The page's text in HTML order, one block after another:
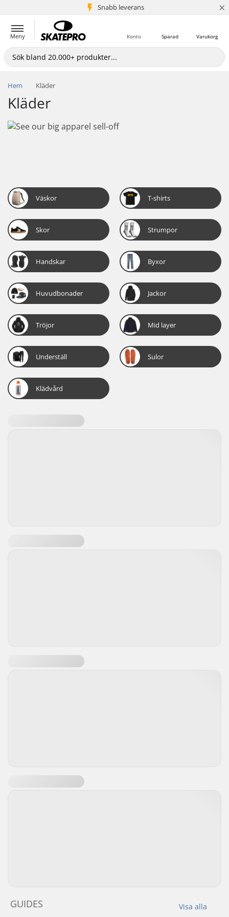
Snabb leverans
5+ milj. kunder ×
Meny Varukorg
Sparad
Konto
Hem Kläder
Kläder
Väskor T-shirts
Skor Strumpor
Handskar Byxor
Huvudbonader Jackor
Tröjor Mid layer
Underställ Sulor
Klädvård
Visa alla
GUIDES